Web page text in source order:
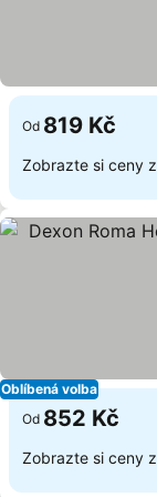
Od 819 Kč
Zobrazte si ceny z
Oblíbená volba
Od 852 Kč
Zobrazte si ceny z